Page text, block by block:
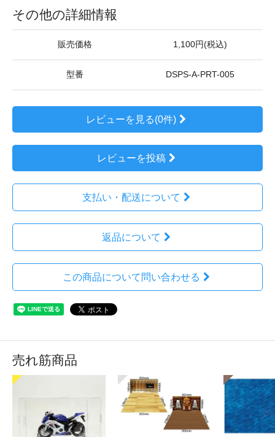
その他の詳細情報
販売価格 1,100円(税込)
型番 DSPS-A-PRT-005
レビューを見る(0件)
レビューを投稿
支払い・配送について
返品について
この商品について問い合わせる
売れ筋商品